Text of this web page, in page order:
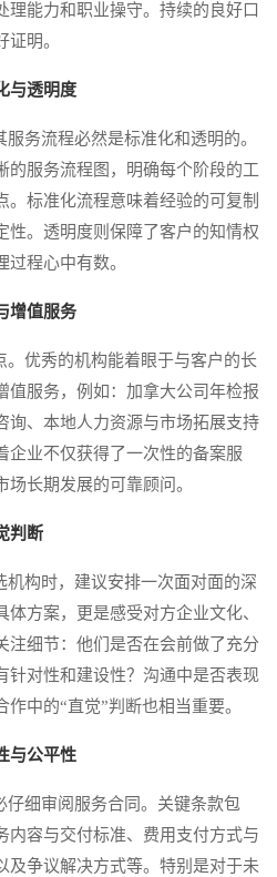
理能力和职业操守。持续的良好口
明。
与透明度
务流程必然是标准化和透明的。
的服务流程图，明确每个阶段的工
。标准化流程意味着经验的可复制
性。透明度则保障了客户的知情权
程心中有数。
增值服务
优秀的机构能着眼于与客户的长
值服务，例如：加拿大公司年检报
询、本地人力资源与市场拓展支持
企业不仅获得了一次性的备案服
长期发展的可靠顾问。
判断
构时，建议安排一次面对面的深
方案，更是感受对方企业文化、
注细节：他们是否在会前做了充分
针对性和建设性？沟通中是否表现
中的“直觉”判断也相当重要。
与公平性
细审阅服务合同。关键条款包
内容与交付标准、费用支付方式与
及争议解决方式等。特别是对于未